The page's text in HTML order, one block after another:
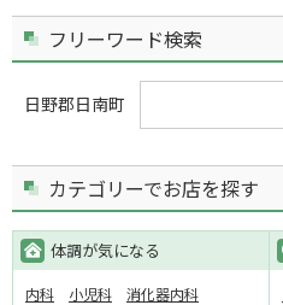
フリーワード検索
日野郡日南町
カテゴリーでお店を探す
体調が気になる
内科 小児科
消化器内科